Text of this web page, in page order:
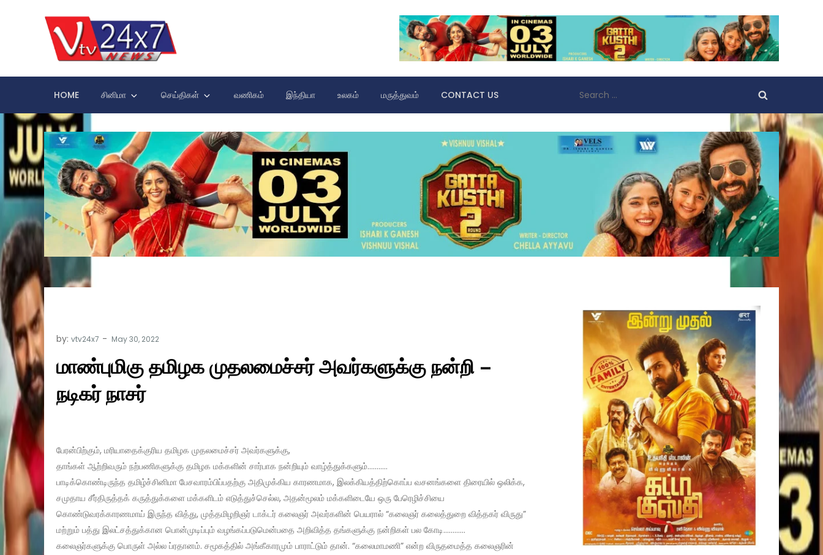
HOME சினிமா செய்திகள் வணிகம் இந்தியா உலகம் மருத்துவம் CONTACT US
for:
by: vtv24x7
மாண்புமிகு தமிழக முதலமைச்சர் அவர்களுக்கு நன்றி –
நடிகர் நாசர்
பேரன்பிற்கும், மரியாதைக்குரிய தமிழக முதலமைச்சர் அவர்களுக்கு,
தாங்கள் ஆற்றிவரும் நற்பணிகளுக்கு தமிழக மக்களின் சார்பாக நன்றியும் வாழ்த்துக்களும்………..
பாடிக்கொண்டிருந்த தமிழ்ச்சினிமா பேசவாரம்பிப்பதற்கு அதிமுக்கிய காரணமாக, இலக்கியத்திற்கொப்ப வசனங்களை திரையில் ஒலிக்க,
சமுதாய சீர்திருத்தக் கருத்துக்களை மக்களிடம் எடுத்துச்செல்ல, அதன்மூலம் மக்களிடையே ஒரு பேரெழிச்சியை
கொண்டுவரக்காரணமாய் இருந்த வித்து, முத்தமிழறிஞர் டாக்டர் கலைஞர் அவர்களின் பெயரால் “கலைஞர் கலைத்துறை வித்தகர் விருது”
மற்றும் பத்து இலட்சத்துக்கான பொன்முடிப்பும் வழங்கப்படுமென்பதை அறிவித்த தங்களுக்கு நன்றிகள் பல கோடி…………
கலைஞர்களுக்கு பொருள் அல்ல ப்ரதானம். சமூகத்தில் அங்கீகாரமும் பாராட்டும் தான். “கலைமாமணி” என்ற விருதமைத்த கலைஞரின்